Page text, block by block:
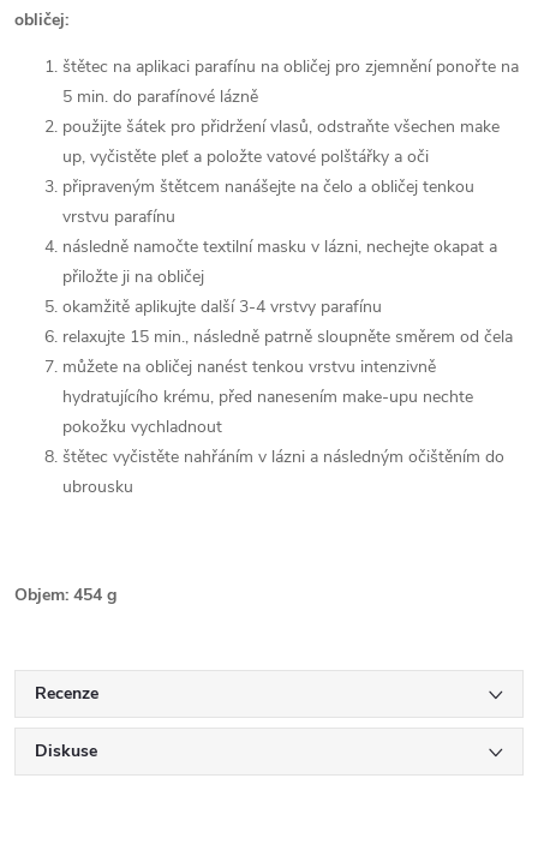
obličej:
štětec na aplikaci parafínu na obličej pro zjemnění ponořte na
5 min. do parafínové lázně
použijte šátek pro přidržení vlasů, odstraňte všechen make
up, vyčistěte pleť a položte vatové polštářky a oči
připraveným štětcem nanášejte na čelo a obličej tenkou
vrstvu parafínu
následně namočte textilní masku v lázni, nechejte okapat a
přiložte ji na obličej
okamžitě aplikujte další 3-4 vrstvy parafínu
relaxujte 15 min., následně patrně sloupněte směrem od čela
můžete na obličej nanést tenkou vrstvu intenzivně
hydratujícího krému, před nanesením make-upu nechte
pokožku vychladnout
štětec vyčistěte nahřáním v lázni a následným očištěním do
ubrousku
Objem: 454 g
Recenze
Diskuse